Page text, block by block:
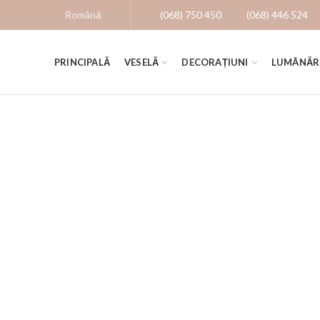
(068) 750 450 (068) 446 524
PRINCIPALĂ VESELĂ DECORAȚIUNI